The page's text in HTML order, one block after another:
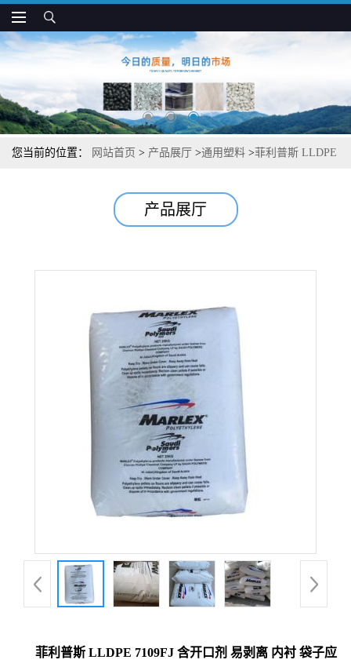
您当前的位置： 网站首页 > 产品展厅 >通用塑料 >菲利普斯 LLDPE
产品展厅
菲利普斯 LLDPE 7109FJ 含开口剂 易剥离 内衬 袋子应